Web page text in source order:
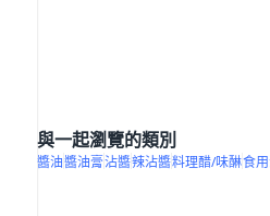
與一起瀏覽的類別
醬油醬油膏沾醬辣沾醬料理醋/味醂食